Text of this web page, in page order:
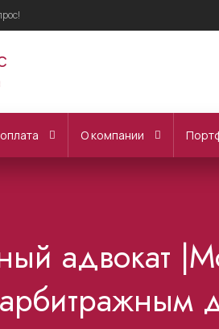
О компании
адвокат
арбитражным